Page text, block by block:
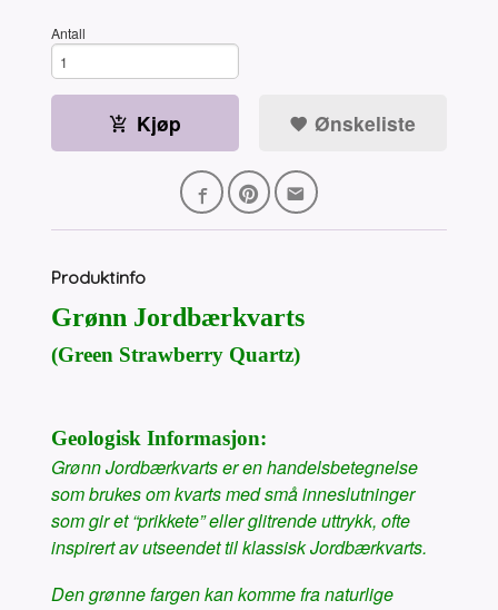
Antall
Kjøp Ønskeliste
Produktinfo
Grønn Jordbærkvarts
(Green Strawberry Quartz)
Geologisk Informasjon:
Grønn Jordbærkvarts er en handelsbetegnelse
som brukes om kvarts med små inneslutninger
som gir et “prikkete” eller glitrende uttrykk, ofte
inspirert av utseendet til klassisk Jordbærkvarts.
Den grønne fargen kan komme fra naturlige